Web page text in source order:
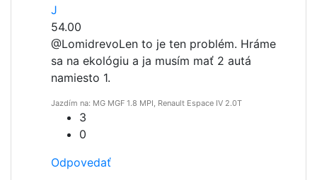
J
54.00
@LomidrevoLen to je ten problém. Hráme
sa na ekológiu a ja musím mať 2 autá
namiesto 1.
Jazdím na: MG MGF 1.8 MPI, Renault Espace IV 2.0T
3
0
Odpovedať